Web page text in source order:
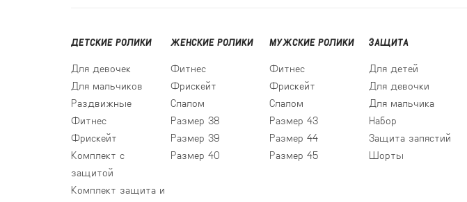
ДЕТСКИЕ РОЛИКИ
Для девочек
Для мальчиков
Раздвижные
Фитнес
Фрискейт
Комплект с
защитой
Комплект защита и
ЖЕНСКИЕ РОЛИКИ
Фитнес
Фрискейт
Слалом
Размер 38
Размер 39
Размер 40
МУЖСКИЕ РОЛИКИ
Фитнес
Фрискейт
Слалом
Размер 43
Размер 44
Размер 45
ЗАЩИТА
Для детей
Для девочки
Для мальчика
Набор
Защита запястий
Шорты